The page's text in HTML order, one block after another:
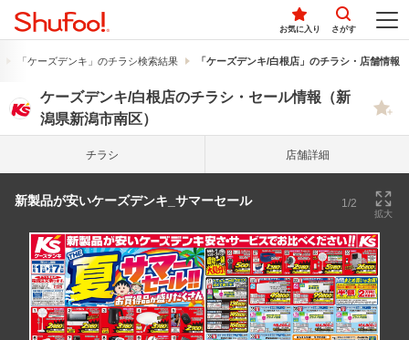
お気に入り さがす
「ケーズデンキ」のチラシ検索結果 「ケーズデンキ/白根店」のチラシ・店舗情報
ケーズデンキ/白根店のチラシ・セール情報（新
潟県新潟市南区）
チラシ 店舗詳細
新製品が安いケーズデンキ_サマーセール 1/2
拡大